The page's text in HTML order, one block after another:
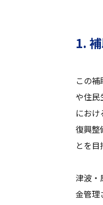
1.
この
や住民
にお
復興整
とを目
津波・
金管理